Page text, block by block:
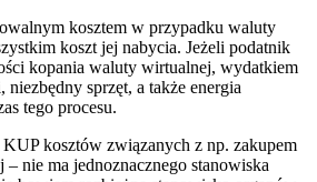
kosztem w przypadku waluty
koszt jej nabycia. Jeżeli podatnik
kopania waluty wirtualnej, wydatkiem
sprzęt, a także energia
tego procesu.
kosztów związanych z np. zakupem
nie ma jednoznacznego stanowiska